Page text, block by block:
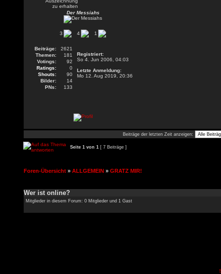
Der Messiahs
3 4 1
Beiträge:
2621
Themen:
181
Votings:
92
Ratings:
0
Shouts:
90
Bilder:
14
PNs:
133
Registriert:
So 4. Jun 2006, 04:03
Letzte Anmeldung:
Mo 12. Aug 2019, 20:36
Beiträge der letzten Zeit anzeigen:
Seite 1 von 1 [ 7 Beiträge ]
Foren-Übersicht » ALLGEMEIN » GRATZ MIR!
Wer ist online?
Mitglieder in diesem Forum: 0 Mitglieder und 1 Gast